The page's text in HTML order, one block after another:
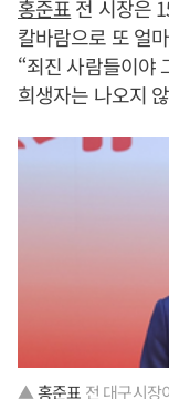
홍준표전 시장은
칼바람으로 또 얼
“죄진 사람들이야
희생자는 나오지
▲홍준표 전 대구시장